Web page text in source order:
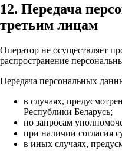
12. Передача
третьим лицам
Оператор не осуществляет
распространение
Передача персональных
в случаях,
Республики Беларусь;
по запросам
при наличии согласия
в иных случаях,